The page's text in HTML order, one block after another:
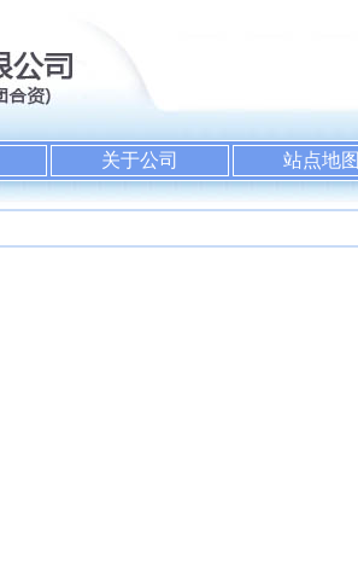
关于公司 站点地图